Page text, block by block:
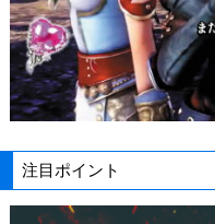
注目ポイント